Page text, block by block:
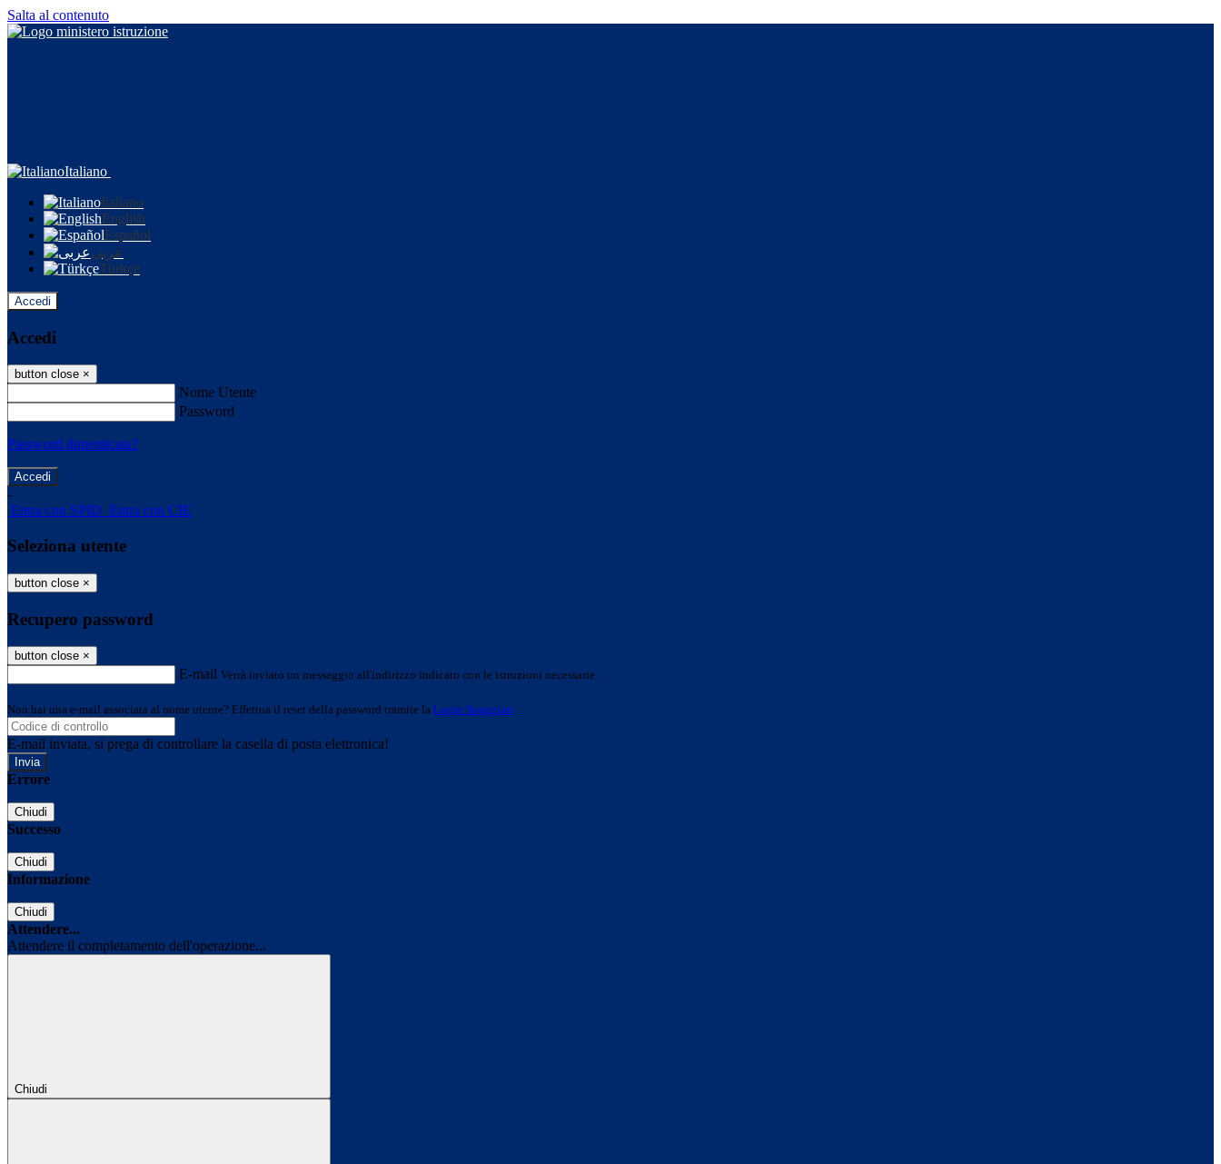
Salta al contenuto
Italiano
Italiano
English
Español
عربى
Türkçe
Accedi
Accedi
button close ×
Nome Utente
Password
Password dimenticata?
-
Entra con SPID Entra con CIE
Seleziona utente
button close ×
Recupero password
button close ×
E-mail Verrà inviato un messaggio all'indirizzo indicato con le istruzioni necessarie.
Non hai una e-mail associata al nome utente? Effettua il reset della password tramite la Login Spaggiari
E-mail inviata, si prega di controllare la casella di posta elettronica!
Errore
Chiudi
Successo
Chiudi
Informazione
Chiudi
Attendere...
Attendere il completamento dell'operazione...
Chiudi